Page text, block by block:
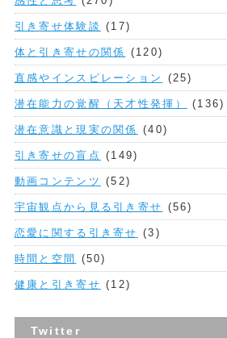
引き寄せ体験談 (17)
体と引き寄せの関係 (120)
直感やインスピレーション (25)
潜在能力の覚醒（天才性発揮） (136)
潜在意識と現実の関係 (40)
引き寄せの盲点 (149)
動画コンテンツ (52)
宇宙観点から見る引き寄せ (56)
恋愛に関する引き寄せ (3)
時間と空間 (50)
健康と引き寄せ (12)
Twitter